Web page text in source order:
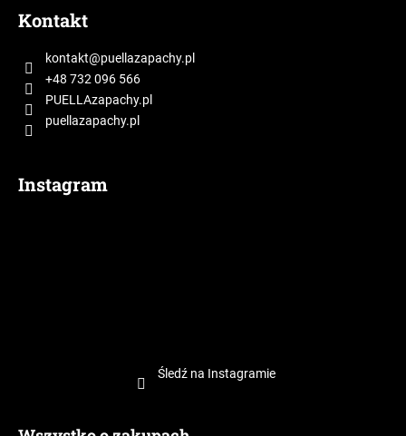
Kontakt
kontakt@puellazapachy.pl
+48 732 096 566
PUELLAzapachy.pl
puellazapachy.pl
Instagram
Śledź na Instagramie